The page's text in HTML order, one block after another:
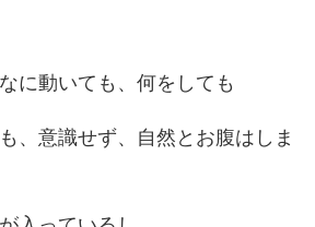
に動いても、何をしても
、意識せず、自然とお腹はしま